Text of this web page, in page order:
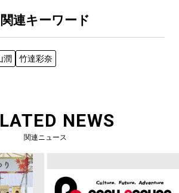
関連キーワード
潤 竹達彩奈
NEWS
関連ニュース